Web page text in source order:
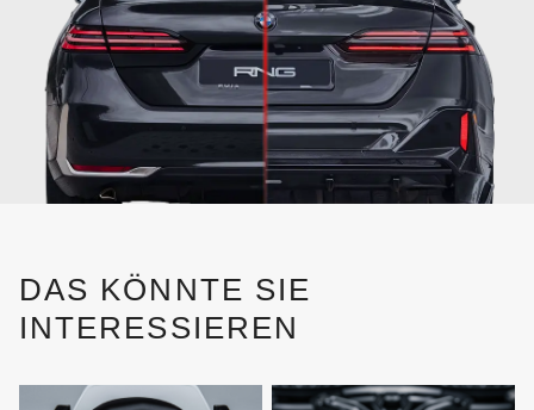
DAS KÖNNTE SIE
INTERESSIEREN